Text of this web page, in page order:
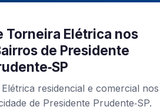
Torneira Elétrica nos
de Presidente
residencial e comercial nos
de Presidente Prudente‑SP.